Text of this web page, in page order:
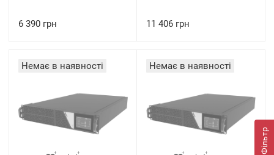
Фільтр
6 390 грн 11 406 грн
Немає в наявності Немає в наявності